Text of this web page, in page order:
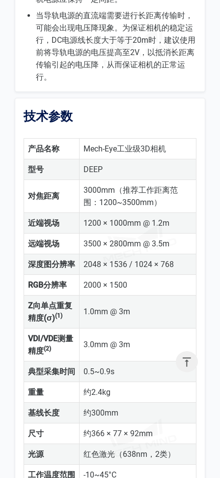

当导轨电源的直流端需要进行长距离传输时，
可能会出现电压降现象。为保证相机的稳定运
行，DC电源线长度大于等于20m时，建议使用
前将导轨电源的电压提高至2V，以抵消长距离
传输引起的电压降，从而保证相机的正常运
行。
技术参数
产品名称 Mech-Eye工业级3D相机
型号 DEEP
对焦距离
3000mm（推荐工作距离范
围：1200~3500mm）
近端视场 1200 × 1000mm @ 1.2m
远端视场 3500 × 2800mm @ 3.5m
深度图分辨率 2048 × 1536 / 1024 × 768
RGB分辨率 2000 × 1500
Z向单点重复
精度(σ)(1) 1.0mm @ 3m
VDI/VDE测量
精度(2) 3.0mm @ 3m
典型采集时间 0.5~0.9s
重量 约2.4kg
基线长度 约300mm
尺寸 约366 × 77 × 92mm
光源 红色激光（638nm，2类）
工作温度范围 -10~45°C